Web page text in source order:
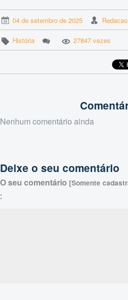
04 de setembro de 2025 Redacao
História 27847 vezes
Nenhum comentário ainda
Deixe o seu comentário
O seu comentário [Somente
: